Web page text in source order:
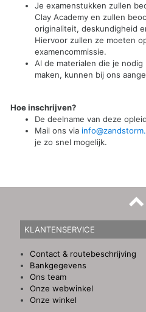
Je examenstukken zullen
Clay Academy en zullen
originaliteit, deskundigheid
Hiervoor zullen ze moeten
examencommissie.
Al de materialen die je
maken, kunnen bij ons
Hoe inschrijven?
De deelname van deze
Mail ons via
je zo snel mogelijk.
KLANTENSERVICE
Contact & routebeschrijving
Bankgegevens
Ons team
Onze webwinkel
Onze winkel